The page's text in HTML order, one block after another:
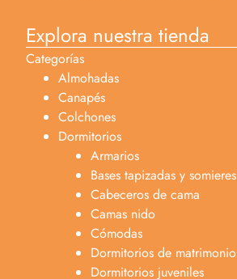
Explora nuestra tienda
Categorías
Almohadas
Canapés
Colchones
Dormitorios
Armarios
Bases tapizadas y somieres
Cabeceros de cama
Camas nido
Cómodas
Dormitorios de matrimonio
Dormitorios juveniles